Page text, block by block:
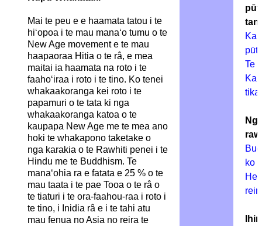
Mai te peu e e haamata tatou i te
hi‘opoa i te mau mana‘o tumu o te
New Age movement e te mau
haapaoraa Hitia o te râ, e mea
maitai ia haamata na roto i te
faaho‘iraa i roto i te tino. Ko tenei
whakaakoranga kei roto i te
papamuri o te tata ki nga
whakaakoranga katoa o te
kaupapa New Age me te mea ano
hoki te whakapono taketake o
nga karakia o te Rawhiti penei i te
Hindu me te Buddhism. Te
mana‘ohia ra e fatata e 25 % o te
mau taata i te pae Tooa o te râ o
te tiaturi i te ora-faahou-raa i roto i
te tino, i Inidia râ e i te tahi atu
mau fenua no Asia no reira te
Te
tika
ko
He